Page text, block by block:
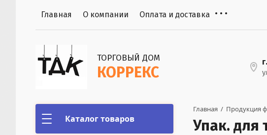
Главная О компании Оплата и доставка
ТОРГОВЫЙ ДОМ
КОРРЕКС
Каталог товаров
Главная
  /
Продукция
Упак. для